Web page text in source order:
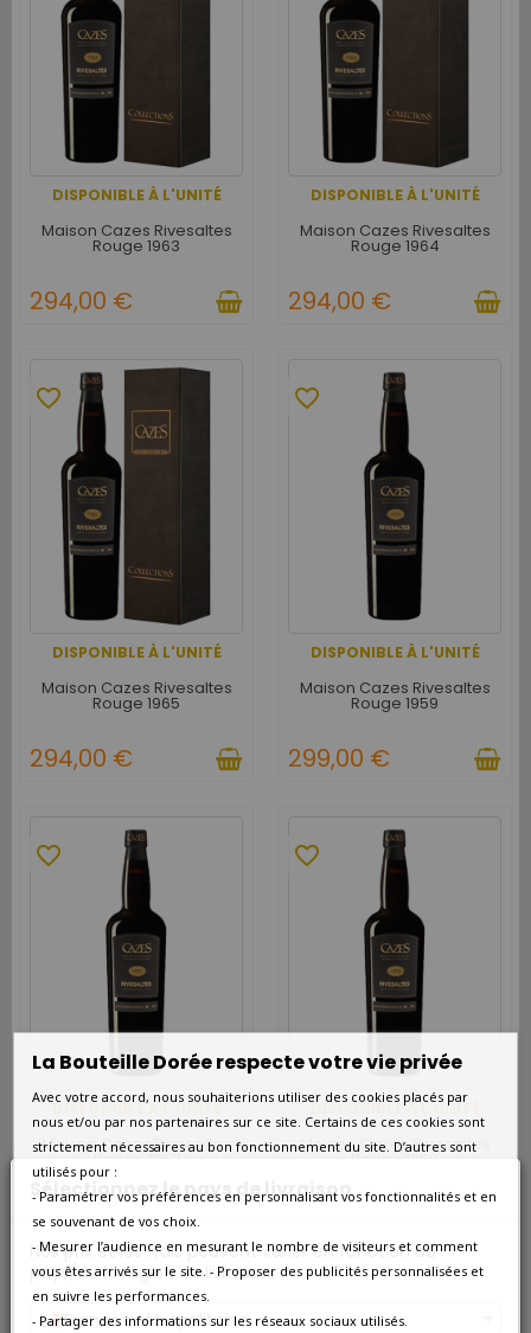
Sélectionnez le pays de livraison
Nos prix et les frais peuvent varier en fonction du
pays/de la région de livraison.
France métropolitaine
DISPONIBLE À L'UNITÉ
Maison Cazes Rivesaltes
Rouge 1963
294,00 €
DISPONIBLE À L'UNITÉ
Maison Cazes Rivesaltes
Rouge 1964
294,00 €
DISPONIBLE À L'UNITÉ
favorite_border
Maison Cazes Rivesaltes
Rouge 1965
294,00 €
DISPONIBLE À L'UNITÉ
favorite_border
Maison Cazes Rivesaltes
Rouge 1959
299,00 €
DISPONIBLE À L'UNITÉ
favorite_border
Maison Cazes Rivesaltes
299,00 €
DISPONIBLE À L'UNITÉ
favorite_border
Maison Cazes Rivesaltes
favorite_border favorite_border
La Bouteille Dorée respecte votre vie privée
Avec votre accord, nous souhaiterions utiliser des cookies placés par
nous et/ou par nos partenaires sur ce site. Certains de ces cookies sont
strictement nécessaires au bon fonctionnement du site. D’autres sont
utilisés pour :
- Paramétrer vos préférences en personnalisant vos fonctionnalités et en
se souvenant de vos choix.
- Mesurer l’audience en mesurant le nombre de visiteurs et comment
vous êtes arrivés sur le site. - Proposer des publicités personnalisées et
en suivre les performances.
- Partager des informations sur les réseaux sociaux utilisés.